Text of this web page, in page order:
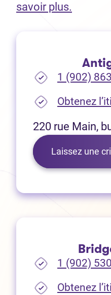
savoir plus.
1 (902)
Obtenez
220 rue Main,
Laissez une
1 (902)
Obtenez